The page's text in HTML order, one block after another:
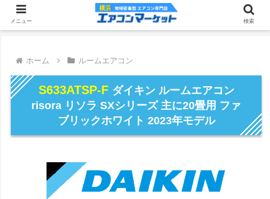
ホーム ルームエアコン
S633ATSP-F ダイキン ルームエアコン
risora リソラ SXシリーズ 主に20畳用 ファ
ブリックホワイト 2023年モデル
メニュー 検索